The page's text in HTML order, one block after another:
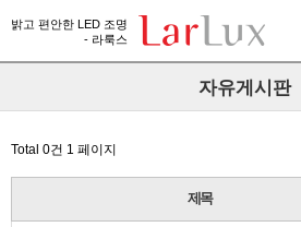
밝고 편안한 LED 조명
- 라룩스
자유게시판
Total 0건 1 페이지
제목